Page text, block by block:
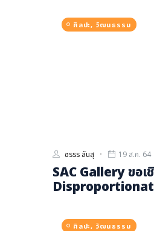
ศิลปะ, วัฒนธรรม
ชรรร ลันสุ 19 ส.ค. 64
SAC Gallery ขอ
ศิลปะ, วัฒนธรรม